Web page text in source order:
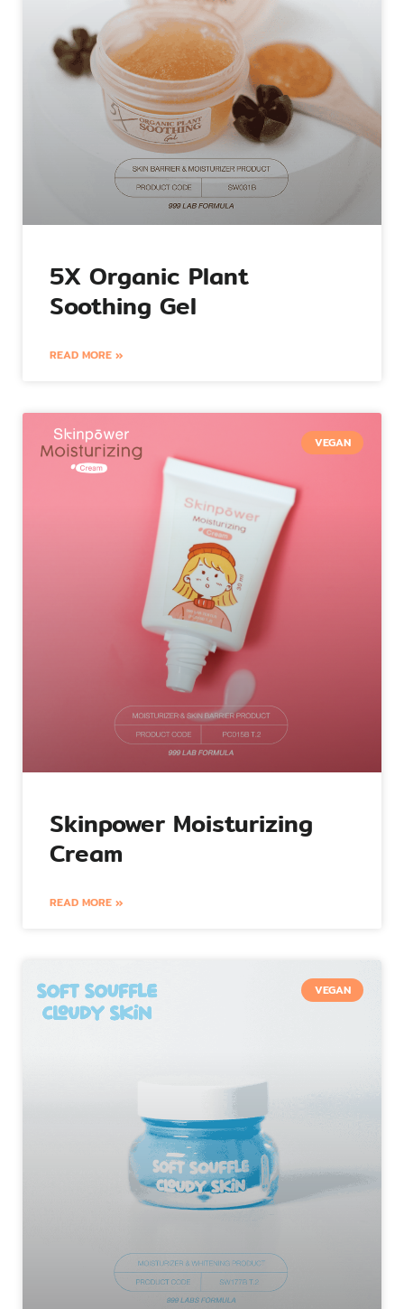
5X Organic Plant
Soothing Gel
READ MORE »
VEGAN
Skinpower Moisturizing
Cream
READ MORE »
VEGAN